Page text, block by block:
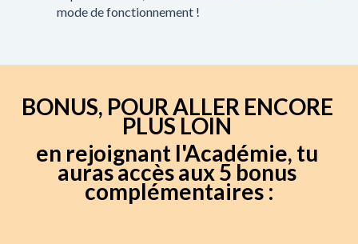
mode de fonctionnement !
BONUS, POUR ALLER ENCORE
PLUS LOIN
en rejoignant l'Académie, tu
auras accès aux 5 bonus
complémentaires :